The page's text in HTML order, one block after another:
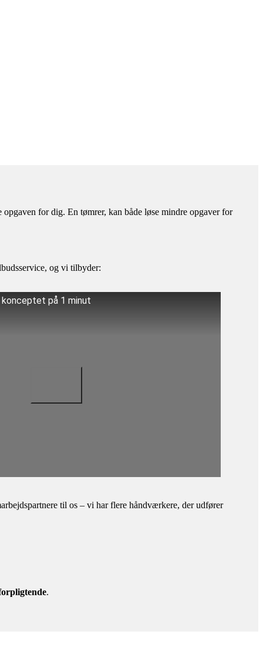
for dig. En tømrer, kan både løse mindre opgaver for
og vi tilbyder:
på 1 minut
til os – vi har flere håndværkere, der udfører
.